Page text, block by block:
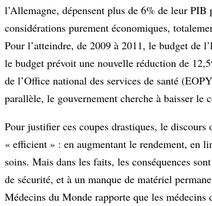
l’Allemagne, dépensent plus de 6% de leur
considérations purement économiques,
Pour l’atteindre, de 2009 à 2011, le budget de
le budget prévoit une nouvelle réduction de
de l’Office national des services de santé
parallèle, le gouvernement cherche à baisser
Pour justifier ces coupes drastiques, le
« efficient » : en augmentant le rendement, en
soins. Mais dans les faits, les conséquences
de sécurité, et à un manque de matériel
Médecins du Monde rapporte que les médecins